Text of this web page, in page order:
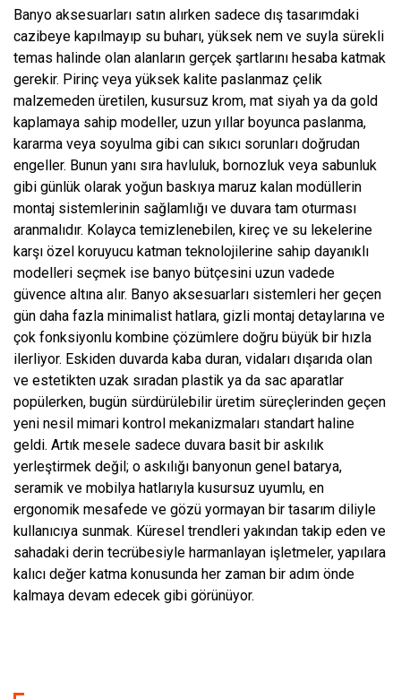
Banyo aksesuarları satın alırken sadece dış tasarımdaki
cazibeye kapılmayıp su buharı, yüksek nem ve suyla sürekli
temas halinde olan alanların gerçek şartlarını hesaba katmak
gerekir. Pirinç veya yüksek kalite paslanmaz çelik
malzemeden üretilen, kusursuz krom, mat siyah ya da gold
kaplamaya sahip modeller, uzun yıllar boyunca paslanma,
kararma veya soyulma gibi can sıkıcı sorunları doğrudan
engeller. Bunun yanı sıra havluluk, bornozluk veya sabunluk
gibi günlük olarak yoğun baskıya maruz kalan modüllerin
montaj sistemlerinin sağlamlığı ve duvara tam oturması
aranmalıdır. Kolayca temizlenebilen, kireç ve su lekelerine
karşı özel koruyucu katman teknolojilerine sahip dayanıklı
modelleri seçmek ise banyo bütçesini uzun vadede
güvence altına alır. Banyo aksesuarları sistemleri her geçen
gün daha fazla minimalist hatlara, gizli montaj detaylarına ve
çok fonksiyonlu kombine çözümlere doğru büyük bir hızla
ilerliyor. Eskiden duvarda kaba duran, vidaları dışarıda olan
ve estetikten uzak sıradan plastik ya da sac aparatlar
popülerken, bugün sürdürülebilir üretim süreçlerinden geçen
yeni nesil mimari kontrol mekanizmaları standart haline
geldi. Artık mesele sadece duvara basit bir askılık
yerleştirmek değil; o askılığı banyonun genel batarya,
seramik ve mobilya hatlarıyla kusursuz uyumlu, en
ergonomik mesafede ve gözü yormayan bir tasarım diliyle
kullanıcıya sunmak. Küresel trendleri yakından takip eden ve
sahadaki derin tecrübesiyle harmanlayan işletmeler, yapılara
kalıcı değer katma konusunda her zaman bir adım önde
kalmaya devam edecek gibi görünüyor.